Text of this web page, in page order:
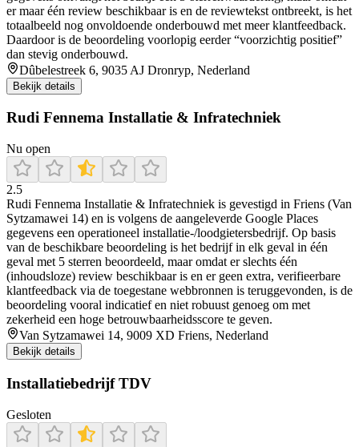
er maar één review beschikbaar is en de reviewtekst ontbreekt, is het
totaalbeeld nog onvoldoende onderbouwd met meer klantfeedback.
Daardoor is de beoordeling voorlopig eerder “voorzichtig positief”
dan stevig onderbouwd.
Dûbelestreek 6, 9035 AJ Dronryp, Nederland
Bekijk details
Rudi Fennema Installatie & Infratechniek
Nu open
2.5
Rudi Fennema Installatie & Infratechniek is gevestigd in Friens (Van
Sytzamawei 14) en is volgens de aangeleverde Google Places
gegevens een operationeel installatie-/loodgietersbedrijf. Op basis
van de beschikbare beoordeling is het bedrijf in elk geval in één
geval met 5 sterren beoordeeld, maar omdat er slechts één
(inhoudsloze) review beschikbaar is en er geen extra, verifieerbare
klantfeedback via de toegestane webbronnen is teruggevonden, is de
beoordeling vooral indicatief en niet robuust genoeg om met
zekerheid een hoge betrouwbaarheidsscore te geven.
Van Sytzamawei 14, 9009 XD Friens, Nederland
Bekijk details
Installatiebedrijf TDV
Gesloten